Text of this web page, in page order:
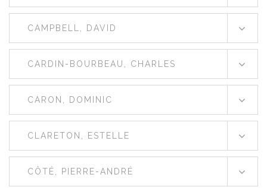
CAMPBELL, DAVID
CARDIN-BOURBEAU, CHARLES
CARON, DOMINIC
CLARETON, ESTELLE
CÔTÉ, PIERRE-ANDRÉ